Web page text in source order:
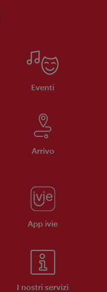
Eventi
Arrivo
App ivie
I nostri servizi